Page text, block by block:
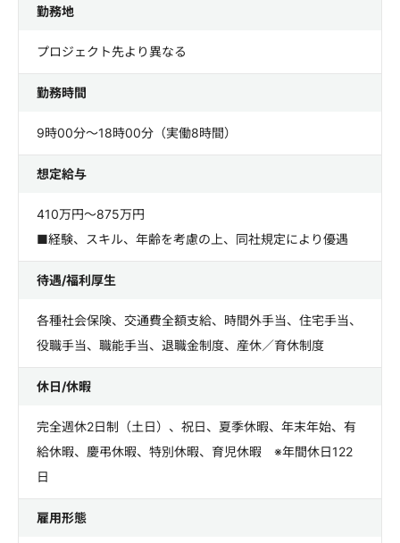
勤務地
プロジェクト先より異なる
勤務時間
9時00分～18時00分（実働8時間）
想定給与
410万円～875万円
■経験、スキル、年齢を考慮の上、同社規定により優遇
待遇/福利厚生
各種社会保険、交通費全額支給、時間外手当、住宅手当、
役職手当、職能手当、退職金制度、産休／育休制度
休日/休暇
完全週休2日制（土日）、祝日、夏季休暇、年末年始、有
給休暇、慶弔休暇、特別休暇、育児休暇 ※年間休日122
日
雇用形態